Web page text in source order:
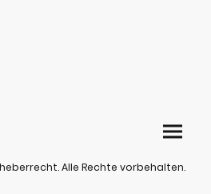
Alle Rechte vorbehalten.